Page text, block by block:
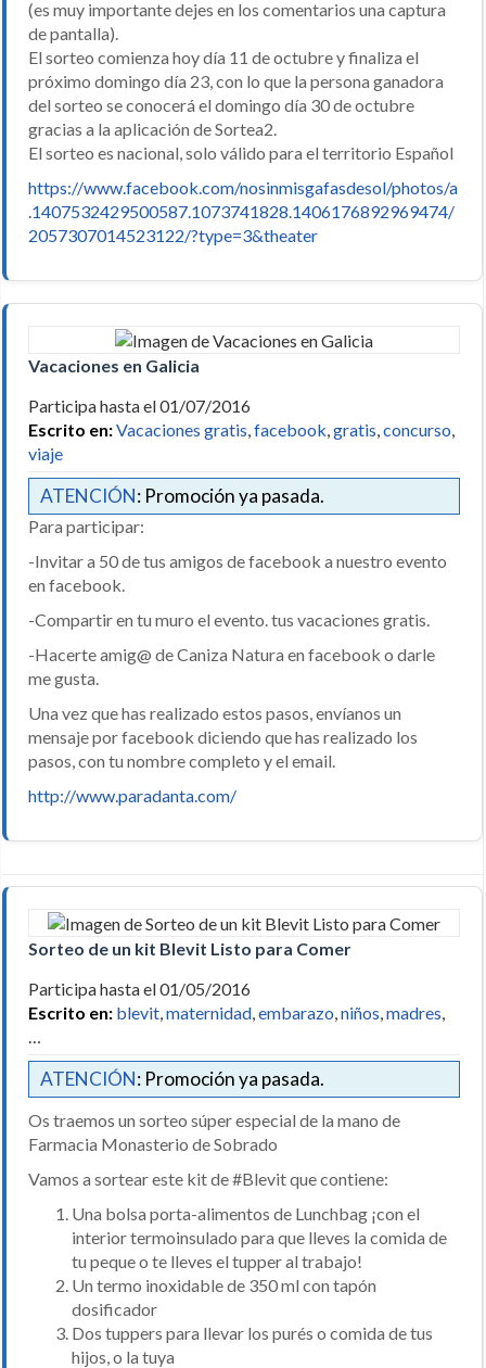
(es muy importante dejes en los comentarios una captura
de pantalla).
El sorteo comienza hoy día 11 de octubre y finaliza el
próximo domingo día 23, con lo que la persona ganadora
del sorteo se conocerá el domingo día 30 de octubre
gracias a la aplicación de Sortea2.
El sorteo es nacional, solo válido para el territorio Español
https://www.facebook.com/nosinmisgafasdesol/photos/a
.1407532429500587.1073741828.1406176892969474/
2057307014523122/?type=3&theater
Vacaciones en Galicia
Participa hasta el 01/07/2016
Escrito en:Vacaciones gratis,facebook,gratis,concurso,
viaje
ATENCIÓN: Promoción ya pasada.
Para participar:
-Invitar a 50 de tus amigos de facebook a nuestro evento
en facebook.
-Compartir en tu muro el evento. tus vacaciones gratis.
-Hacerte amig@ de Caniza Natura en facebook o darle
me gusta.
Una vez que has realizado estos pasos, envíanos un
mensaje por facebook diciendo que has realizado los
pasos, con tu nombre completo y el email.
http://www.paradanta.com/
Sorteo de un kit Blevit Listo para Comer
Participa hasta el 01/05/2016
Escrito en: blevit,maternidad,embarazo,niños,madres,
…
ATENCIÓN: Promoción ya pasada.
Os traemos un sorteo súper especial de la mano de
Farmacia Monasterio de Sobrado
Vamos a sortear este kit de ‪#‎Blevit‬ que contiene:
Una bolsa porta-alimentos de Lunchbag ¡con el
interior termoinsulado para que lleves la comida de
tu peque o te lleves el tupper al trabajo!
Un termo inoxidable de 350 ml con tapón
dosificador
Dos tuppers para llevar los purés o comida de tus
hijos, o la tuya